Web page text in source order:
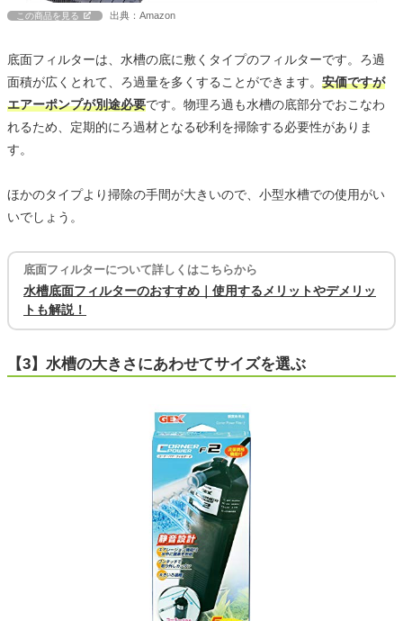
この商品を見る 出典：Amazon
底面フィルターは、水槽の底に敷くタイプのフィルターです。ろ過
面積が広くとれて、ろ過量を多くすることができます。 安価ですが
エアーポンプが別途必要です。物理ろ過も水槽の底部分でおこなわ
れるため、定期的にろ過材となる砂利を掃除する必要性がありま
す。
ほかのタイプより掃除の手間が大きいので、小型水槽での使用がい
いでしょう。
底面フィルターについて詳しくはこちらから
水槽底面フィルターのおすすめ｜使用するメリットやデメリッ
トも解説！
【3】水槽の大きさにあわせてサイズを選ぶ